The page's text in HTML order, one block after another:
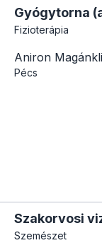
Gyógytorna
Fizioterápia
Aniron
Pécs
Szakorvosi
Szemészet